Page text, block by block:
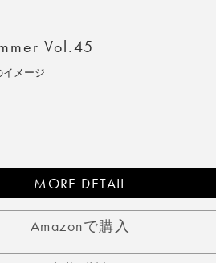
Vol.45
メージ
MORE DETAIL
Amazonで購入